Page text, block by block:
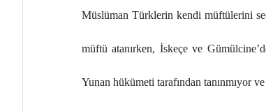
Müslüman Türklerin kendi müftülerini
müftü atanırken, İskeçe ve
Yunan hükümeti tarafından tanınmıyor